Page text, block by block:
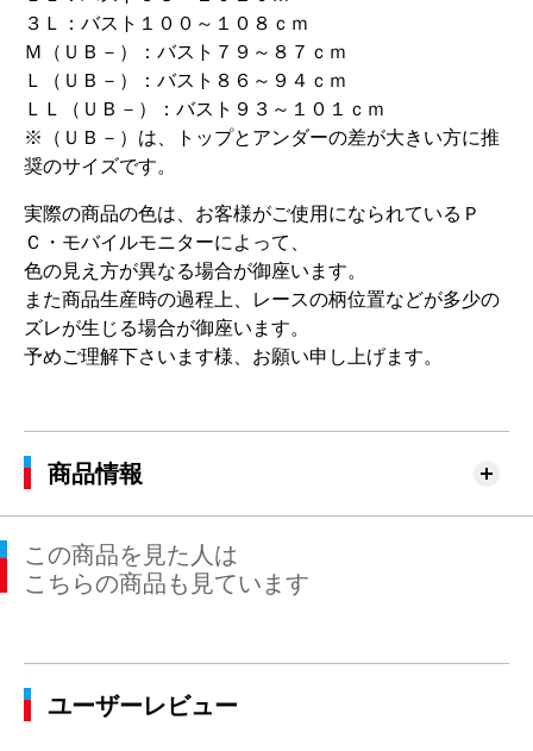
３Ｌ：バスト１００～１０８ｃｍ
Ｍ（ＵＢ－）：バスト７９～８７ｃｍ
Ｌ（ＵＢ－）：バスト８６～９４ｃｍ
ＬＬ（ＵＢ－）：バスト９３～１０１ｃｍ
※（ＵＢ－）は、トップとアンダーの差が大きい方に推
奨のサイズです。
実際の商品の色は、お客様がご使用になられているＰ
Ｃ・モバイルモニターによって、
色の見え方が異なる場合が御座います。
また商品生産時の過程上、レースの柄位置などが多少の
ズレが生じる場合が御座います。
予めご理解下さいます様、お願い申し上げます。
商品情報
この商品を見た人は
こちらの商品も見ています
ユーザーレビュー